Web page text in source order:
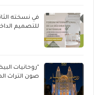
في نسخته
للتصميم
"روحانيات
صون التراث